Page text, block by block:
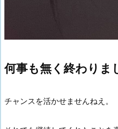
何事も無く終わりま
チャンスを活かせませんねえ。